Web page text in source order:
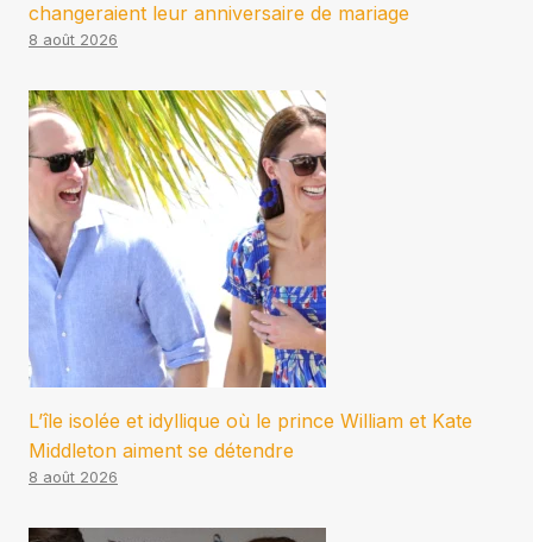
changeraient leur anniversaire de mariage
8 août 2026
L’île isolée et idyllique où le prince William et Kate
Middleton aiment se détendre
8 août 2026